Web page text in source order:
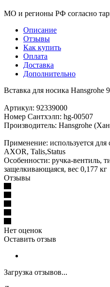
МО и регионы РФ согласно
Описание
Отзывы
Как купить
Оплата
Доставка
Дополнительно
Вставка для носика Hansgrohe
Артикул: 92339000
Номер Сантхэлп: hg-00507
Производитель: Hansgrohe
Применение: используется для
AXOR, Talis,Status
Особенности: ручка-вентиль,
защелкивающаяся, вес 0,177 кг
Отзывы
Нет оценок
Оставить отзыв
Загрузка отзывов...